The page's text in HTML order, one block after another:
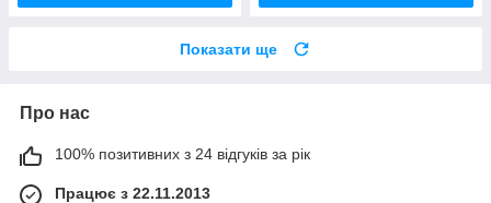
Показати ще
Про нас
100% позитивних з 24 відгуків за рік
Працює з 22.11.2013